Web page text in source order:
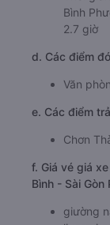
Bình
2.7 giờ
d. Các điểm
Văn
e. Các điểm
Chơn
f. Giá vé giá
Bình - Sài
giường